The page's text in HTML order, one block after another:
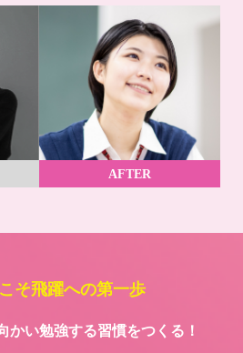
AFTER
そ飛躍への第一歩
かい勉強する習慣をつくる！